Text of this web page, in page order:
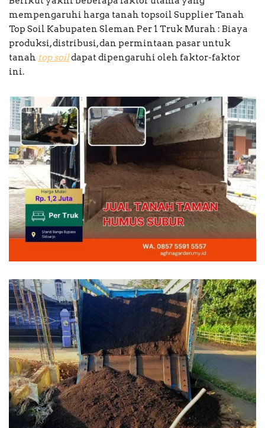
mempengaruhi harga tanah topsoil Supplier Tanah
Top Soil Kabupaten Sleman Per 1 Truk Murah : Biaya
produksi, distribusi, dan permintaan pasar untuk
tanah top soildapat dipengaruhi oleh faktor-faktor
ini.